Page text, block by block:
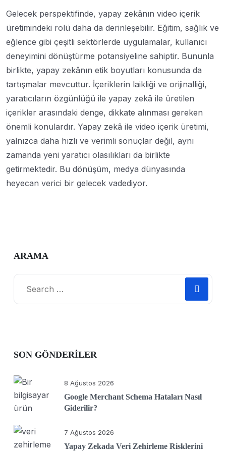
Gelecek perspektifinde, yapay zekânın video içerik
üretimindeki rolü daha da derinleşebilir. Eğitim, sağlık ve
eğlence gibi çeşitli sektörlerde uygulamalar, kullanıcı
deneyimini dönüştürme potansiyeline sahiptir. Bununla
birlikte, yapay zekânın etik boyutları konusunda da
tartışmalar mevcuttur. İçeriklerin laikliği ve orijinalliği,
yaratıcıların özgünlüğü ile yapay zekâ ile üretilen
içerikler arasındaki denge, dikkate alınması gereken
önemli konulardır. Yapay zekâ ile video içerik üretimi,
yalnızca daha hızlı ve verimli sonuçlar değil, aynı
zamanda yeni yaratıcı olasılıkları da birlikte
getirmektedir. Bu dönüşüm, medya dünyasında
heyecan verici bir gelecek vadediyor.
ARAMA
SON GÖNDERILER
8 Ağustos 2026
Google Merchant Schema Hataları Nasıl
Giderilir?
7 Ağustos 2026
Yapay Zekada Veri Zehirleme Risklerini